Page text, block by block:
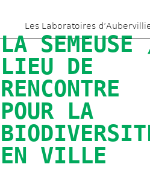
Les Laboratoires
LA
LIEU DE
RENCONTRE
POUR LA
EN VILLE